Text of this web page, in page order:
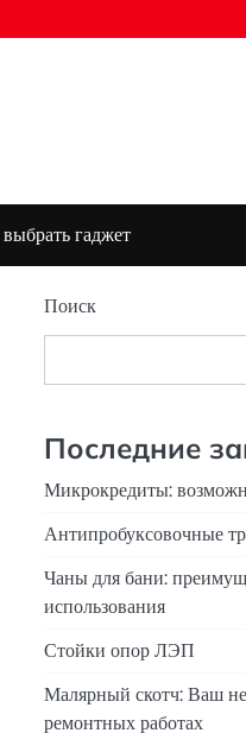
гаджет
Поиск
Последние
Микрокредиты:
Антипробуксовочные
Чаны для бани:
использования
Стойки опор ЛЭП
Малярный скотч: Ваш
ремонтных работах